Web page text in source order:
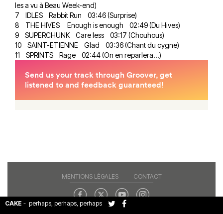
les a vu à Beau Week-end)
7 IDLES Rabbit Run 03:46 (Surprise)
8 THE HIVES Enough is enough 02:49 (Du Hives)
9 SUPERCHUNK Care less 03:17 (Chouhous)
10 SAINT-ETIENNE Glad 03:36 (Chant du cygne)
11 SPRINTS Rage 02:44 (On en reparlera...)
CAKE - perhaps, perhaps, perhaps
MENTIONS LÉGALES CONTACT